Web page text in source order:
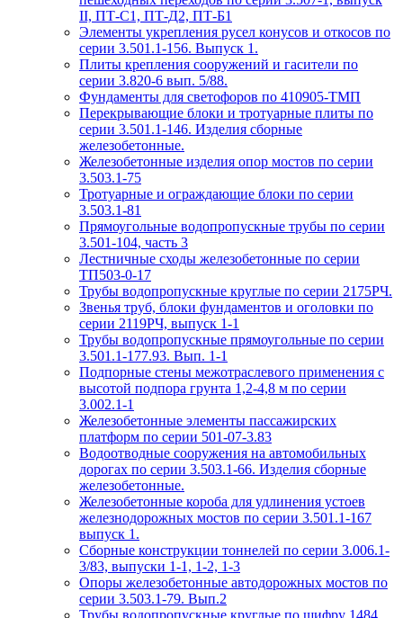
II, ПТ-С1, ПТ-Д2, ПТ-Б1
Элементы укрепления русел конусов и откосов по
серии 3.501.1-156. Выпуск 1.
Плиты крепления сооружений и гасители по
серии 3.820-6 вып. 5/88.
Фундаменты для светофоров по 410905-ТМП
Перекрывающие блоки и тротуарные плиты по
серии 3.501.1-146. Изделия сборные
железобетонные.
Железобетонные изделия опор мостов по серии
3.503.1-75
Тротуарные и ограждающие блоки по серии
3.503.1-81
Прямоугольные водопропускные трубы по серии
3.501-104, часть 3
Лестничные сходы железобетонные по серии
ТП503-0-17
Трубы водопропускные круглые по серии 2175РЧ.
Звенья труб, блоки фундаментов и оголовки по
серии 2119РЧ, выпуск 1-1
Трубы водопропускные прямоугольные по серии
3.501.1-177.93. Вып. 1-1
Подпорные стены межотраслевого применения с
высотой подпора грунта 1,2-4,8 м по серии
3.002.1-1
Железобетонные элементы пассажирских
платформ по серии 501-07-3.83
Водоотводные сооружения на автомобильных
дорогах по серии 3.503.1-66. Изделия сборные
железобетонные.
Железобетонные короба для удлинения устоев
железнодорожных мостов по серии 3.501.1-167
выпуск 1.
Сборные конструкции тоннелей по серии 3.006.1-
3/83, выпуски 1-1, 1-2, 1-3
Опоры железобетонные автодорожных мостов по
серии 3.503.1-79. Вып.2
Трубы водопропускные круглые по шифру 1484.